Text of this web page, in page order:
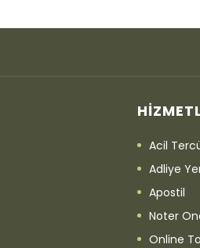
Acil
Adliye
Apostil
Noter
Online